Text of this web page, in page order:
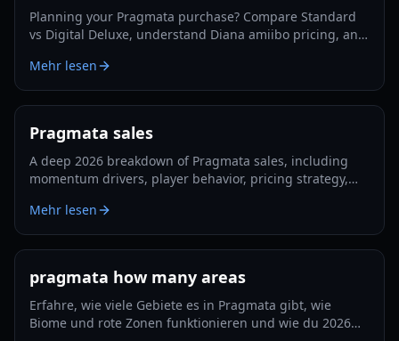
Planning your Pragmata purchase? Compare Standard
vs Digital Deluxe, understand Diana amiibo pricing, and
Mehr lesen
Pragmata sales
A deep 2026 breakdown of Pragmata sales, including
momentum drivers, player behavior, pricing strategy,
Mehr lesen
pragmata how many areas
Erfahre, wie viele Gebiete es in Pragmata gibt, wie
Biome und rote Zonen funktionieren und wie du 2026